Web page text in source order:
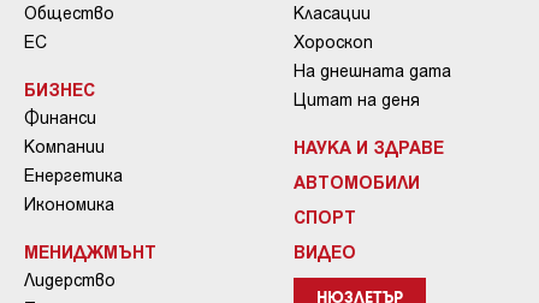
Общество
ЕС
БИЗНЕС
Финанси
Компании
Енергетика
Икономика
МЕНИДЖМЪНТ
Лидерство
Класации
Хороскоп
На днешната дата
Цитат на деня
НАУКА И ЗДРАВЕ
АВТОМОБИЛИ
СПОРТ
ВИДЕО
НЮЗЛЕТЪР